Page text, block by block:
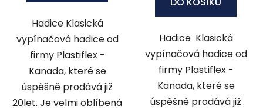
Hadice Klasická
vypínačová hadice od
firmy Plastiflex -
Kanada, které se
úspěšně prodává již
20let. Je velmi oblíbená
Hadice Klasická
vypínačová hadice od
firmy Plastiflex -
Kanada, které se
úspěšně prodává již